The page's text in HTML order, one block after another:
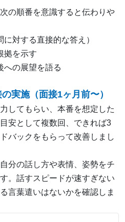
の順番を意識すると伝わりや
対する直接的な答え）
拠を示す
への展望を語る
実施（面接1ヶ月前〜）
してもらい、本番を想定した
安として複数回、できれば3
バックをもらって改善しまし
分の話し方や表情、姿勢をチ
。話すスピードが速すぎない
言葉遣いはないかを確認しま